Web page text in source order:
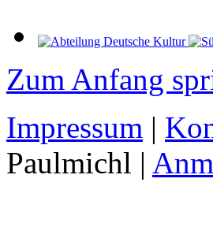
Zum Anfang
Impressum |
Paulmichl |